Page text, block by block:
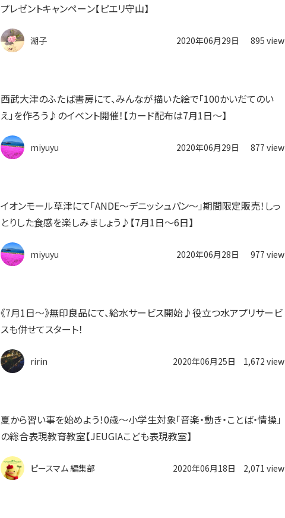
プレゼントキャンペーン【ピエリ守山】
湖子 2020年06月29日 895 view
西武大津のふたば書房にて、みんなが描いた絵で「100かいだてのい
え」を作ろう♪のイベント開催！【カード配布は7月1日〜】
miyuyu 2020年06月29日 877 view
イオンモール草津にて「ANDE～デニッシュパン～」期間限定販売！しっ
とりした食感を楽しみましょう♪【7月1日〜6日】
miyuyu 2020年06月28日 977 view
《7月1日～》無印良品にて、給水サービス開始♪役立つ水アプリサービ
スも併せてスタート！
ririn 2020年06月25日 1,672 view
夏から習い事を始めよう！0歳～小学生対象「音楽・動き・ことば・情操」
の総合表現教育教室【JEUGIAこども表現教室】
ピースマム 編集部 2020年06月18日 2,071 view